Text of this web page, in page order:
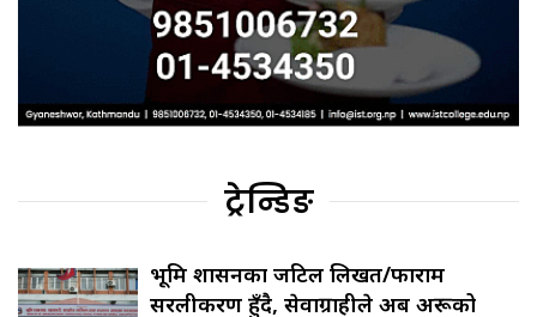
ट्रेन्डिङ
भूमि प्रशासनका जटिल लिखत/फाराम
सरलीकरण हुँदै, सेवाग्राहीले अब अरूको